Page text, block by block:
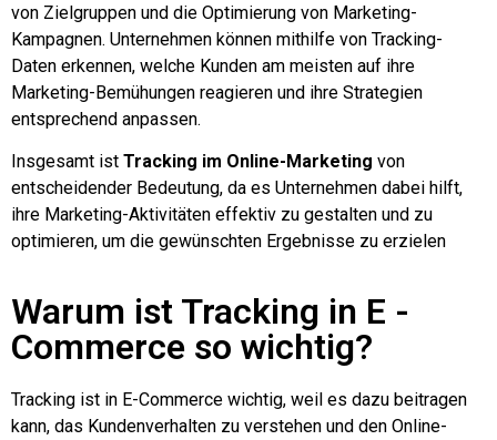
von Zielgruppen und die Optimierung von Marketing-
Kampagnen. Unternehmen können mithilfe von Tracking-
Daten erkennen, welche Kunden am meisten auf ihre
Marketing-Bemühungen reagieren und ihre Strategien
entsprechend anpassen.
Insgesamt ist Tracking im Online-Marketing von
entscheidender Bedeutung, da es Unternehmen dabei hilft,
ihre Marketing-Aktivitäten effektiv zu gestalten und zu
optimieren, um die gewünschten Ergebnisse zu erzielen
Warum ist Tracking in E -
Commerce so wichtig?
Tracking ist in E-Commerce wichtig, weil es dazu beitragen
kann, das Kundenverhalten zu verstehen und den Online-